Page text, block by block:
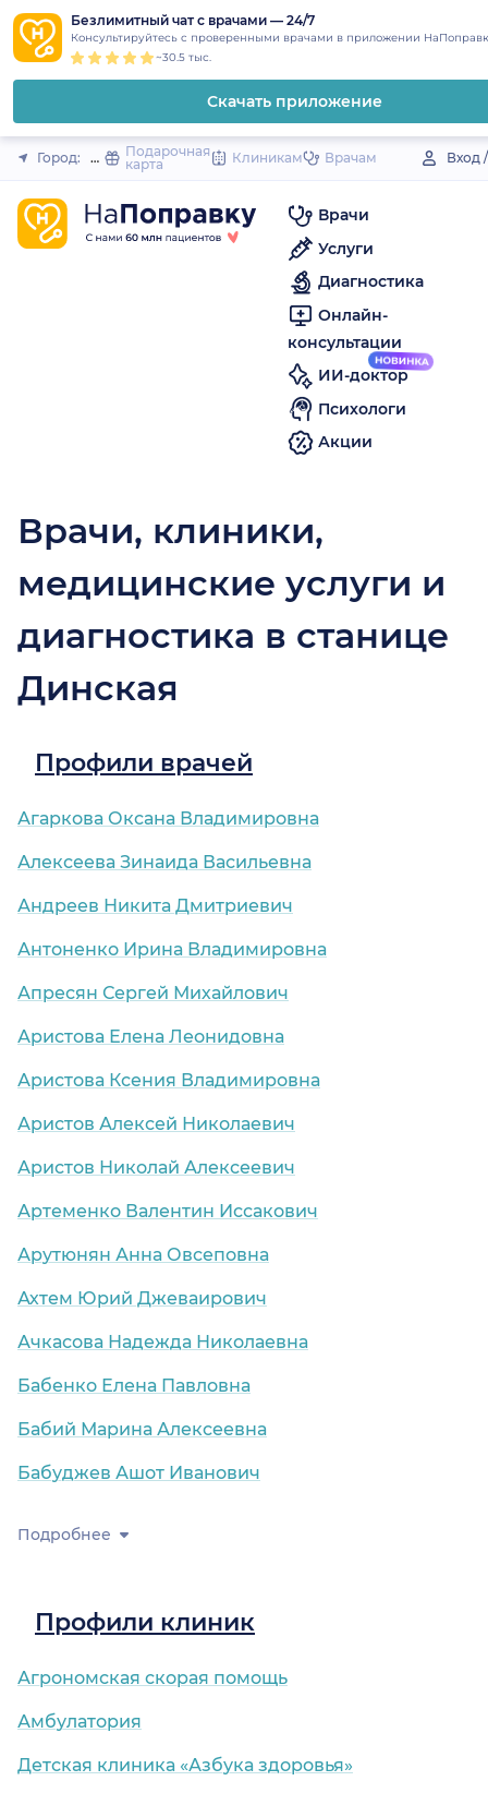
to
content
Безлимитный чат с врачами — 24/7
Консультируйтесь с проверенными врачами в приложении
~30.5 тыс.
Скачать приложение
Закрыть
Город: Динская (станица)
Подарочная
карта
Клиникам Врачам Вход
Врачи
Услуги
Диагностика
Онлайн-
консультации
ИИ-доктор
Психологи
Акции
Врачи, клиники,
медицинские услуги и
диагностика в станице
Динская
Профили врачей
Агаркова Оксана Владимировна
Алексеева Зинаида Васильевна
Андреев Никита Дмитриевич
Антоненко Ирина Владимировна
Апресян Сергей Михайлович
Аристова Елена Леонидовна
Аристова Ксения Владимировна
Аристов Алексей Николаевич
Аристов Николай Алексеевич
Артеменко Валентин Иссакович
Арутюнян Анна Овсеповна
Ахтем Юрий Джеваирович
Ачкасова Надежда Николаевна
Бабенко Елена Павловна
Бабий Марина Алексеевна
Бабуджев Ашот Иванович
Подробнее
Профили клиник
Агрономская скорая помощь
Амбулатория
Детская клиника «Азбука здоровья»